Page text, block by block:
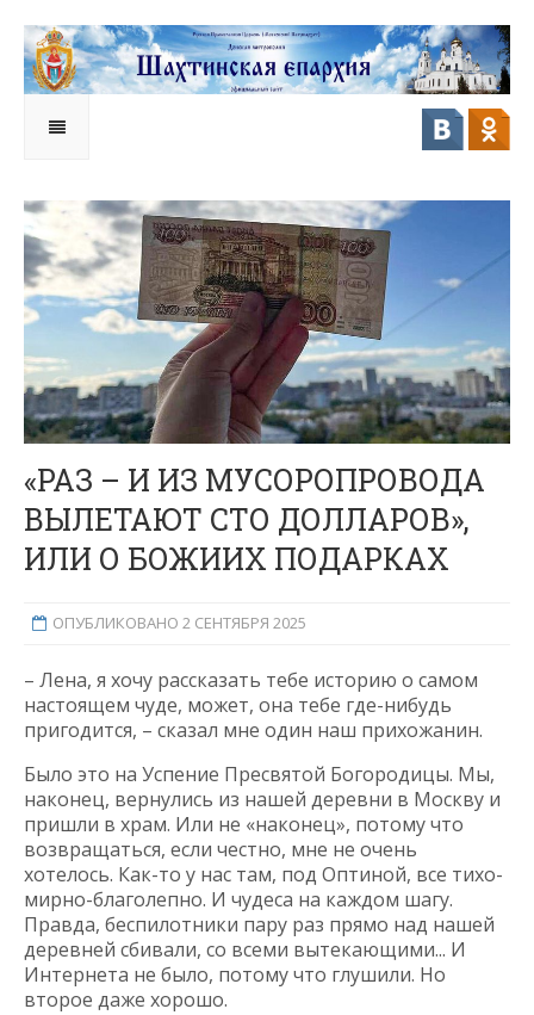
«РАЗ – И ИЗ МУСОРОПРОВОДА
ВЫЛЕТАЮТ СТО ДОЛЛАРОВ»,
ИЛИ О БОЖИИХ ПОДАРКАХ
ОПУБЛИКОВАНО 2 СЕНТЯБРЯ 2025
– Лена, я хочу рассказать тебе историю о самом
настоящем чуде, может, она тебе где-нибудь
пригодится, – сказал мне один наш прихожанин.
Было это на Успение Пресвятой Богородицы. Мы,
наконец, вернулись из нашей деревни в Москву и
пришли в храм. Или не «наконец», потому что
возвращаться, если честно, мне не очень
хотелось. Как-то у нас там, под Оптиной, все тихо-
мирно-благолепно. И чудеса на каждом шагу.
Правда, беспилотники пару раз прямо над нашей
деревней сбивали, со всеми вытекающими... И
Интернета не было, потому что глушили. Но
второе даже хорошо.